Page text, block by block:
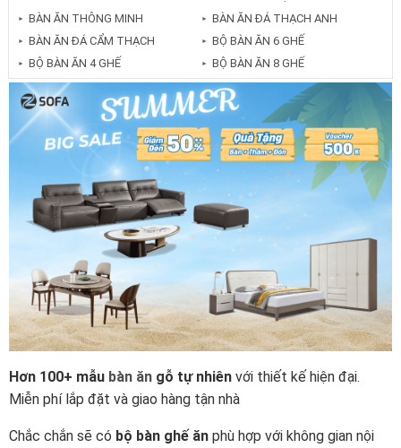
► BÀN ĂN THÔNG MINH ► BÀN ĂN ĐÁ THẠCH ANH
► BÀN ĂN ĐÁ CẨM THẠCH
► BỘ BÀN ĂN 4 GHẾ
► BỘ BÀN ĂN 6 GHẾ
► BỘ BÀN ĂN 8 GHẾ
Hơn 100+ mẫu bàn ăn gỗ tự nhiên với thiết kế hiện đại.
Miễn phí lắp đặt và giao hàng tận nhà
Chắc chắn sẽ có bộ bàn ghế ăn phù hợp với không gian nội